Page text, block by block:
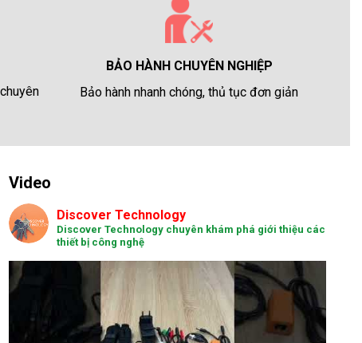
BẢO HÀNH CHUYÊN NGHIỆP
Bảo hành nhanh chóng, thủ tục đơn giản
Video
Discover Technology
Discover Technology chuyên khám phá giới thiệu các
thiết bị công nghệ